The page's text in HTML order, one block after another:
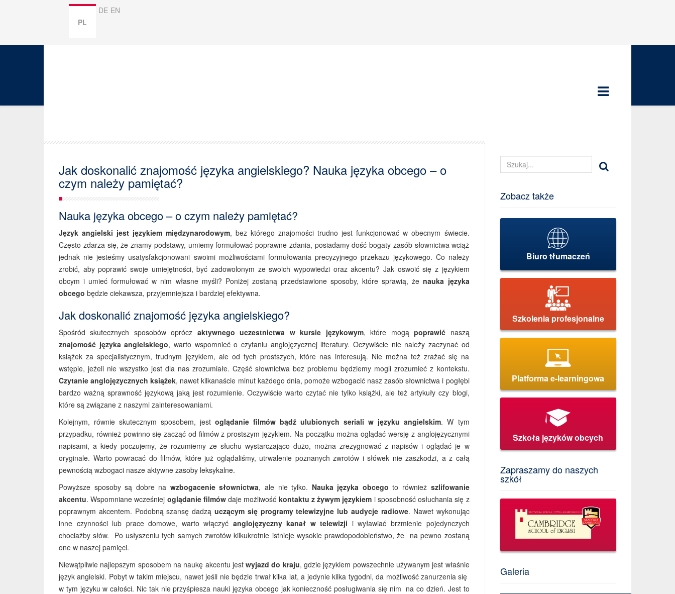
PL
DE EN
Jak doskonalić znajomość języka angielskiego? Nauka języka obcego – o
czym należy pamiętać?
Nauka języka obcego – o czym należy pamiętać?
Język angielski jest językiem międzynarodowym, bez którego znajomości trudno jest funkcjonować w obecnym świecie.
Często zdarza się, że znamy podstawy, umiemy formułować poprawne zdania, posiadamy dość bogaty zasób słownictwa wciąż
jednak nie jesteśmy usatysfakcjonowani swoimi możliwościami formułowania precyzyjnego przekazu językowego. Co należy
zrobić, aby poprawić swoje umiejętności, być zadowolonym ze swoich wypowiedzi oraz akcentu? Jak oswoić się z językiem
obcym i umieć formułować w nim własne myśli? Poniżej zostaną przedstawione sposoby, które sprawią, żenauka języka
obcego będzie ciekawsza, przyjemniejsza i bardziej efektywna.
Jak doskonalić znajomość języka angielskiego?
Spośród skutecznych sposobów oprócz aktywnego uczestnictwa w kursie językowym, które mogąpoprawić naszą
znajomość języka angielskiego, warto wspomnieć o czytaniu anglojęzycznej literatury. Oczywiście nie należy zaczynać od
książek za specjalistycznym, trudnym językiem, ale od tych prostszych, które nas interesują. Nie można też zrażać się na
wstępie, jeżeli nie wszystko jest dla nas zrozumiałe. Część słownictwa bez problemu będziemy mogli zrozumieć z kontekstu.
Czytanie anglojęzycznych książek, nawet kilkanaście minut każdego dnia, pomoże wzbogacić nasz zasób słownictwa i pogłębi
bardzo ważną sprawność językową jaką jest rozumienie. Oczywiście warto czytać nie tylko książki, ale też artykuły czy blogi,
które są związane z naszymi zainteresowaniami.
Kolejnym, równie skutecznym sposobem, jestoglądanie filmów bądź ulubionych seriali w języku angielskim. W tym
przypadku, również powinno się zacząć od filmów z prostszym językiem. Na początku można oglądać wersję z anglojęzycznymi
napisami, a kiedy poczujemy, że rozumiemy ze słuchu wystarczająco dużo, można zrezygnować z napisów i oglądać je w
oryginale. Warto powracać do filmów, które już oglądaliśmy, utrwalenie poznanych zwrotów i słówek nie zaszkodzi, a z całą
pewnością wzbogaci nasze aktywne zasoby leksykalne.
Powyższe sposoby są dobre na wzbogacenie słownictwa, ale nie tylko. Nauka języka obcego to również szlifowanie
akcentu. Wspomniane wcześniej oglądanie filmówdaje możliwość kontaktu z żywym językiem i sposobność osłuchania się z
poprawnym akcentem. Podobną szansę dadząuczącym się programy telewizyjne lub audycje radiowe. Nawet wykonując
inne czynności lub prace domowe, warto włączyć anglojęzyczny kanał w telewizji i wyławiać brzmienie pojedynczych
chociażby słów. Po usłyszeniu tych samych zwrotów kilkukrotnie istnieje wysokie prawdopodobieństwo, że na pewno zostaną
one w naszej pamięci.
Niewątpliwie najlepszym sposobem na naukę akcentu jestwyjazd do kraju, gdzie językiem powszechnie używanym jest właśnie
język angielski. Pobyt w takim miejscu, nawet jeśli nie będzie trwał kilka lat, a jedynie kilka tygodni, da możliwość zanurzenia się
w tym języku w całości. Nic tak nie przyśpiesza nauki języka obcego jak konieczność posługiwania się nim na co dzień. Jest to
Zobacz także
Biuro tłumaczeń
Szkolenia profesjonalne
Platforma e-learningowa
Szkoła języków obcych
Zapraszamy do naszych
szkół
Galeria